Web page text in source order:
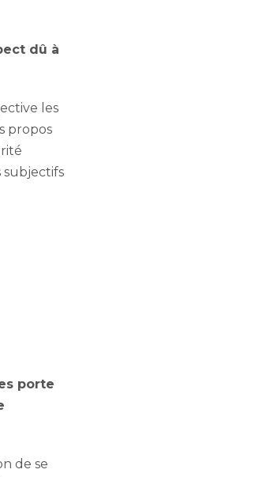
dû à
les
propos
subjectifs
porte
de se